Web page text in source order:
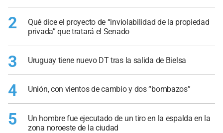
2
Qué dice el proyecto de “inviolabilidad de la propiedad
privada” que tratará el Senado
3 Uruguay tiene nuevo DT tras la salida de Bielsa
4 Unión, con vientos de cambio y dos “bombazos”
5
Un hombre fue ejecutado de un tiro en la espalda en la
zona noroeste de la ciudad